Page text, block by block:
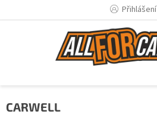
Přihlášení
CARWELL